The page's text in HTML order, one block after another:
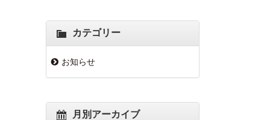
カテゴリー
お知らせ
月別アーカイブ